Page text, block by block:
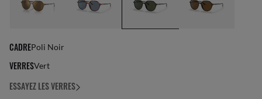
CADREPoli Noir
VERRESVert
ESSAYEZ LES VERRES